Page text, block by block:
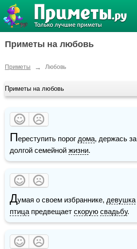
Приметы на любовь
Приметы → Любовь
Приметы на любовь
Переступить порог дома, держась за
долгой семейной жизни.
Думая о своем избраннике, девушка
птица предвещает скорую свадьбу.